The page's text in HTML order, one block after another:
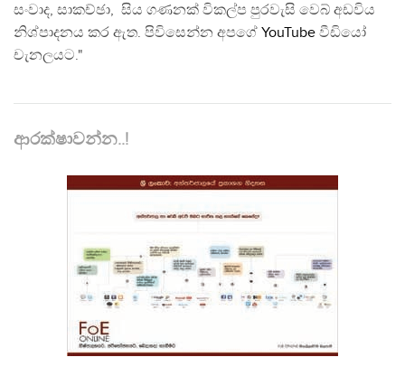
සංවාද, සාකච්ඡා, සිය ගණනක් විකල්ප පුරවැසි වෙබ් අඩවිය
නිශ්පාදනය කර ඇත. පිවිසෙන්න අපගේ YouTube වීඩියෝ
චැනලයට."
ආරක්ෂාවන්න..!